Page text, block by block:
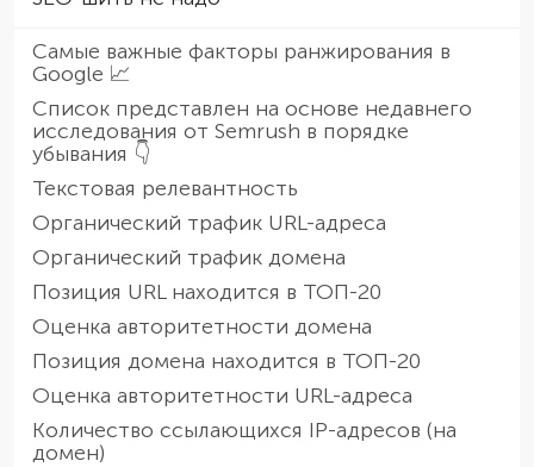
Самые важные факторы ранжирования в
Google 📈
Список представлен на основе недавнего
исследования от Semrush в порядке
убывания 👇
Текстовая релевантность
Органический трафик URL-адреса
Органический трафик домена
Позиция URL находится в ТОП-20
Оценка авторитетности домена
Позиция домена находится в ТОП-20
Оценка авторитетности URL-адреса
Количество ссылающихся IP-адресов (на
домен)